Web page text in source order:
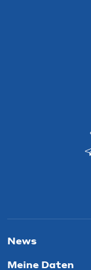
News
Meine Daten